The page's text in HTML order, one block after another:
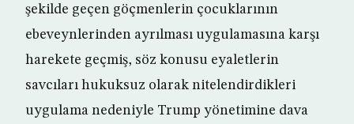
şekilde geçen göçmenlerin çocuklarının
ebeveynlerinden ayrılması uygulamasına karşı
harekete geçmiş, söz konusu eyaletlerin
savcıları hukuksuz olarak nitelendirdikleri
uygulama nedeniyle Trump yönetimine dava